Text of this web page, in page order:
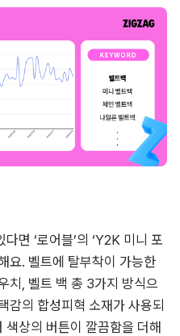
면 ‘로어블’의 ‘Y2K 미니 포
요. 벨트에 탈부착이 가능한
치, 벨트 백 총 3가지 방식으
감의 합성피혁 소재가 사용되
색상의 버튼이 깔끔함을 더해